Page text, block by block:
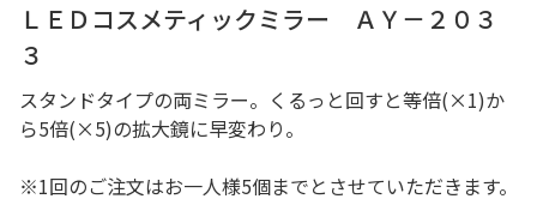
ＬＥＤコスメティックミラー ＡＹ－２０３
３
スタンドタイプの両ミラー。くるっと回すと等倍(×1)か
ら5倍(×5)の拡大鏡に早変わり。
※1回のご注文はお一人様5個までとさせていただきます。